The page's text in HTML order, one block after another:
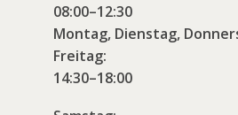
08:00–12:30
Montag, Dienstag,
Freitag:
14:30–18:00